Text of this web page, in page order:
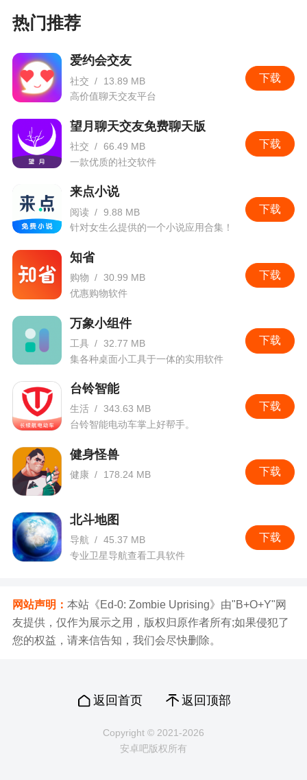
热门推荐
下载
爱约会交友
社交 /
13.89 MB
高价值聊天交友平台
下载
望月聊天交友免费聊天版
社交 / 66.49 MB
一款优质的社交软件
下载
来点小说
阅读 / 9.88 MB
针对女生么提供的一个小说应用合集！
下载
知省
购物 / 30.99 MB
优惠购物软件
下载
万象小组件
工具 / 32.77 MB
集各种桌面小工具于一体的实用软件
下载
台铃智能
生活 / 343.63 MB
台铃智能电动车掌上好帮手。
下载
健身怪兽
健康 / 178.24 MB
下载
北斗地图
导航 / 45.37 MB
专业卫星导航查看工具软件
网站声明： 本站《Ed-0: Zombie Uprising》由"B+O+Y"网
友提供，仅作为展示之用，版权归原作者所有;如果侵犯了
您的权益，请来信告知，我们会尽快删除。
返回首页 返回顶部
Copyright © 2021-2026
安卓吧版权所有